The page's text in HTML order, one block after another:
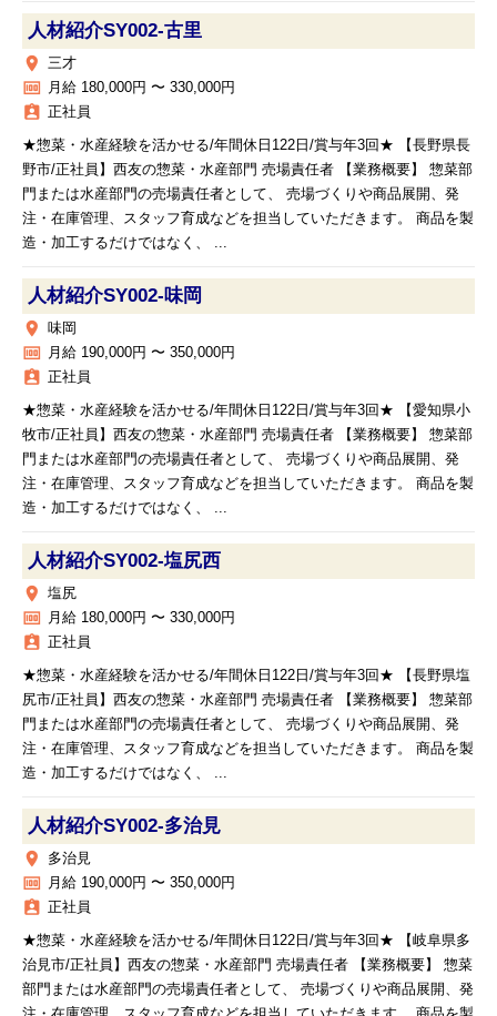
人材紹介SY002‐古里
place 三才
money 月給 180,000円 〜 330,000円
assignment_ind 正社員
★惣菜・水産経験を活かせる/年間休日122日/賞与年3回★ 【長野県長
野市/正社員】西友の惣菜・水産部門 売場責任者 【業務概要】 惣菜部
門または水産部門の売場責任者として、 売場づくりや商品展開、発
注・在庫管理、スタッフ育成などを担当していただきます。 商品を製
造・加工するだけではなく、 ...
人材紹介SY002‐味岡
place 味岡
money 月給 190,000円 〜 350,000円
assignment_ind 正社員
★惣菜・水産経験を活かせる/年間休日122日/賞与年3回★ 【愛知県小
牧市/正社員】西友の惣菜・水産部門 売場責任者 【業務概要】 惣菜部
門または水産部門の売場責任者として、 売場づくりや商品展開、発
注・在庫管理、スタッフ育成などを担当していただきます。 商品を製
造・加工するだけではなく、 ...
人材紹介SY002‐塩尻西
place 塩尻
money 月給 180,000円 〜 330,000円
assignment_ind 正社員
★惣菜・水産経験を活かせる/年間休日122日/賞与年3回★ 【長野県塩
尻市/正社員】西友の惣菜・水産部門 売場責任者 【業務概要】 惣菜部
門または水産部門の売場責任者として、 売場づくりや商品展開、発
注・在庫管理、スタッフ育成などを担当していただきます。 商品を製
造・加工するだけではなく、 ...
人材紹介SY002‐多治見
place 多治見
money 月給 190,000円 〜 350,000円
assignment_ind 正社員
★惣菜・水産経験を活かせる/年間休日122日/賞与年3回★ 【岐阜県多
治見市/正社員】西友の惣菜・水産部門 売場責任者 【業務概要】 惣菜
部門または水産部門の売場責任者として、 売場づくりや商品展開、発